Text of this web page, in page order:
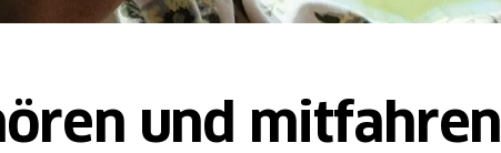
und mitfahren